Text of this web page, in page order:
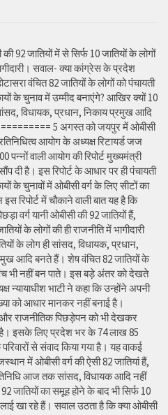
92 जातियों में से सिर्फ 10 जातियों के लोगों
सवाल- क्या कांग्रेस के प्रदेश
वंचित 82 जातियों के लोगों को पंचायती
के चुनाव में उम्मीद बनाएंगे? आखिर क्यों 10
विधायक, प्रधान, निकाय प्रमुख आदि
5 अगस्त को जयपुर में ओबीसी
आयोग के अध्यक्ष रिटायर्ड जज
पन्नों वाली आयोग की रिपोर्ट मुख्यमंत्री
दी है। इस रिपोर्ट के आधार पर ही पंचायती
के चुनावों में ओबीसी वर्ग के लिए सीटों का
रिपोर्ट में चौकाने वाली बात यह है कि
वर्ग यानी ओबीसी की 92 जातियों हैं,
के लोगों की ही राजनीति में भागीदारी
के लोग ही सांसद, विधायक, प्रधान,
आदि बनते हैं। शेष वंचित 82 जातियों के
भी नहीं बन पाते। इस बड़े अंतर को देखते
न्यायाधीश भाटी ने कहा कि उन्होंने अपनी
को आधार मानकर नहीं बनाई है।
राजनीतिक पिछड़ेपन को भी देखकर
है। इसके लिए प्रदेश भर के 74 लाख 85
से संवाद किया गया है। यह वाकई
में ओबीसी वर्ग की ऐसी 82 जातियां हैं,
आज तक सांसद, विधायक आदि नहीं
जातियों का समूह होने के बाद भी सिर्फ 10
खा रहे हैं। सवाल उठता है कि क्या ओबीसी